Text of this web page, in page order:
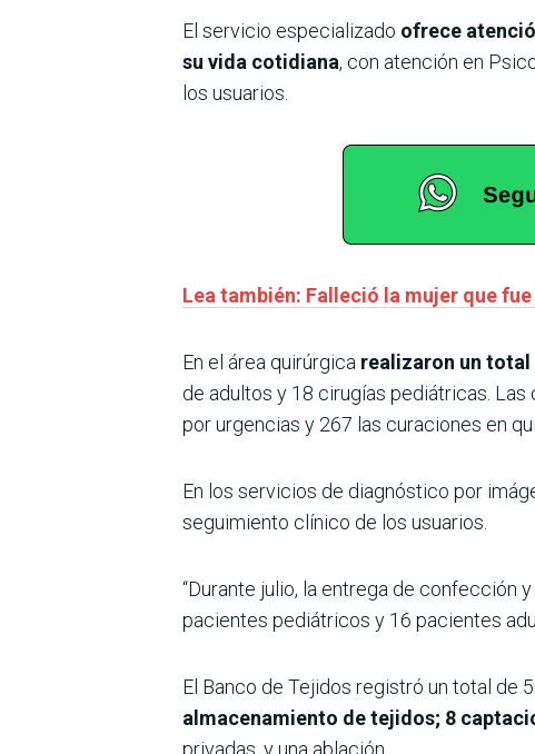
El servicio especializado ofrece
su vida cotidiana, con atención en
los usuarios.
Lea también: Falleció la mujer que
En el área quirúrgica realizaron un
de adultos y 18 cirugías pediátricas.
por urgencias y 267 las curaciones en
En los servicios de diagnóstico por
seguimiento clínico de los usuarios.
“Durante julio, la entrega de confección
pacientes pediátricos y 16 pacientes
El Banco de Tejidos registró un total de
almacenamiento de tejidos; 8
privadas, y una ablación.